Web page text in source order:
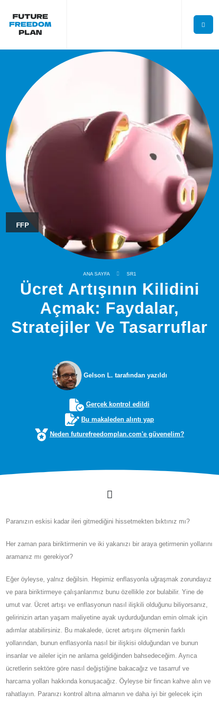
FFP
ANA SAYFA SR1
Ücret Artışının Kilidini
Açmak: Faydalar,
Stratejiler Ve Tasarruflar
Gelson L. tarafından yazıldı
Gerçek kontrol edildi
Bu makaleden alıntı yap
Neden futurefreedomplan.com'e güvenelim?
Paranızın eskisi kadar ileri gitmediğini hissetmekten bıktınız mı?
Her zaman para biriktirmenin ve iki yakanızı bir araya getirmenin yollarını
aramanız mı gerekiyor?
Eğer öyleyse, yalnız değilsin. Hepimiz enflasyonla uğraşmak zorundayız
ve para biriktirmeye çalışanlarımız bunu özellikle zor bulabilir. Yine de
umut var. Ücret artışı ve enflasyonun nasıl ilişkili olduğunu biliyorsanız,
gelirinizin artan yaşam maliyetine ayak uydurduğundan emin olmak için
adımlar atabilirsiniz. Bu makalede, ücret artışını ölçmenin farklı
yollarından, bunun enflasyonla nasıl bir ilişkisi olduğundan ve bunun
insanlar ve aileler için ne anlama geldiğinden bahsedeceğim. Ayrıca
ücretlerin sektöre göre nasıl değiştiğine bakacağız ve tasarruf ve
harcama yolları hakkında konuşacağız. Öyleyse bir fincan kahve alın ve
rahatlayın. Paranızı kontrol altına almanın ve daha iyi bir gelecek için